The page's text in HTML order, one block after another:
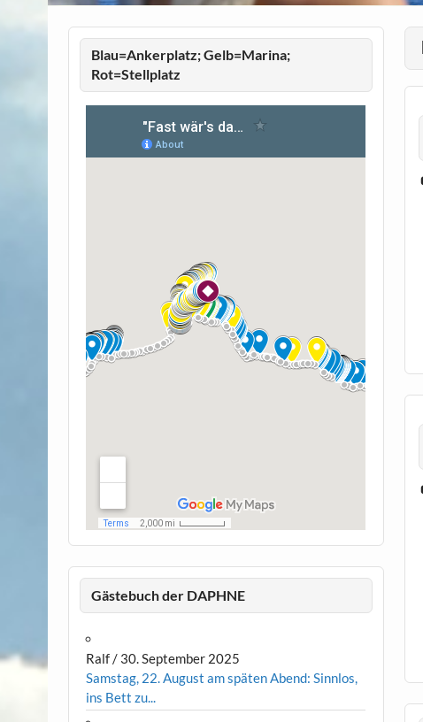
Blau=Ankerplatz; Gelb=Marina;
Rot=Stellplatz
Gästebuch der DAPHNE
Ralf/ 30. September 2025
Samstag, 22. August am späten Abend: Sinnlos,
ins Bett zu...